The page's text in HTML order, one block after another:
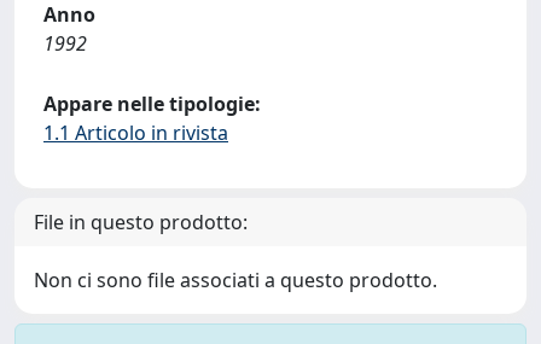
Anno
1992
Appare nelle tipologie:
1.1 Articolo in rivista
File in questo prodotto:
Non ci sono file associati a questo prodotto.